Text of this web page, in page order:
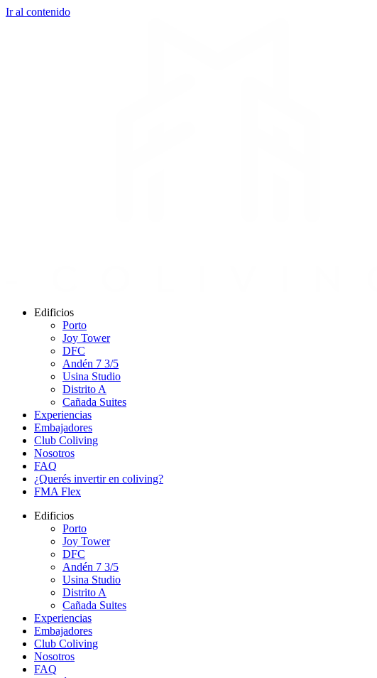
Ir al contenido
Edificios
Porto
Joy Tower
DFC
Andén 7 3/5
Usina Studio
Distrito A
Cañada Suites
Experiencias
Embajadores
Club Coliving
Nosotros
FAQ
¿Querés invertir en coliving?
FMA Flex
Edificios
Porto
Joy Tower
DFC
Andén 7 3/5
Usina Studio
Distrito A
Cañada Suites
Experiencias
Embajadores
Club Coliving
Nosotros
FAQ